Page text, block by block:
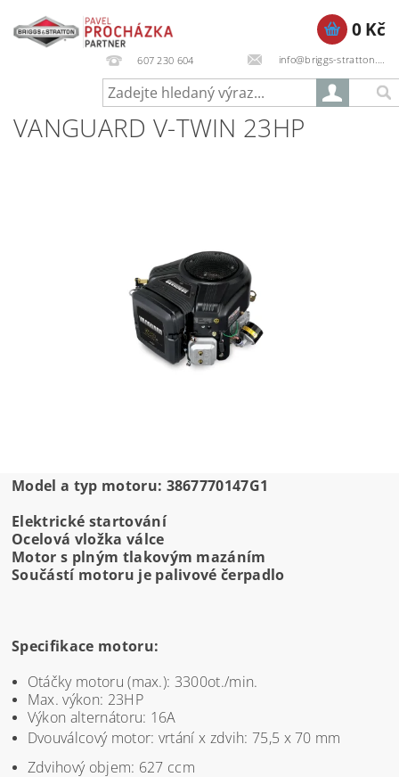
607 230 604 info@briggs-stratton.cz
0 Kč
VANGUARD V-TWIN 23HP
Model a typ motoru: 3867770147G1
Elektrické startování
Ocelová vložka válce
Motor s plným tlakovým mazáním
Součástí motoru je palivové čerpadlo
Specifikace motoru:
Otáčky motoru (max.): 3300ot./min.
Max. výkon: 23HP
Výkon alternátoru: 16A
Dvouválcový motor: vrtání x zdvih: 75,5 x 70 mm
Zdvihový objem: 627 ccm